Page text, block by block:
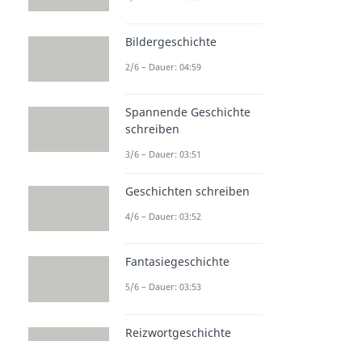
Bildergeschichte
2/6 – Dauer: 04:59
Spannende Geschichte
schreiben
3/6 – Dauer: 03:51
Geschichten schreiben
4/6 – Dauer: 03:52
Fantasiegeschichte
5/6 – Dauer: 03:53
Reizwortgeschichte